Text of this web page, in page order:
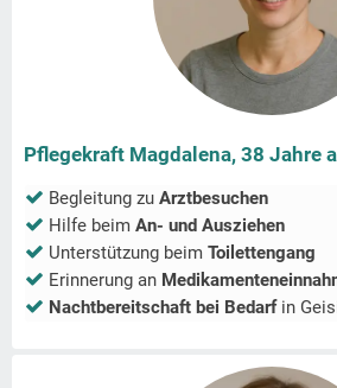
Pflegekraft Magdalena, 38 Jahre
Begleitung zu Arztbesuchen
Hilfe beim An- und Ausziehen
Unterstützung beim Toilettengang
Erinnerung an
Nachtbereitschaft bei Bedarfin